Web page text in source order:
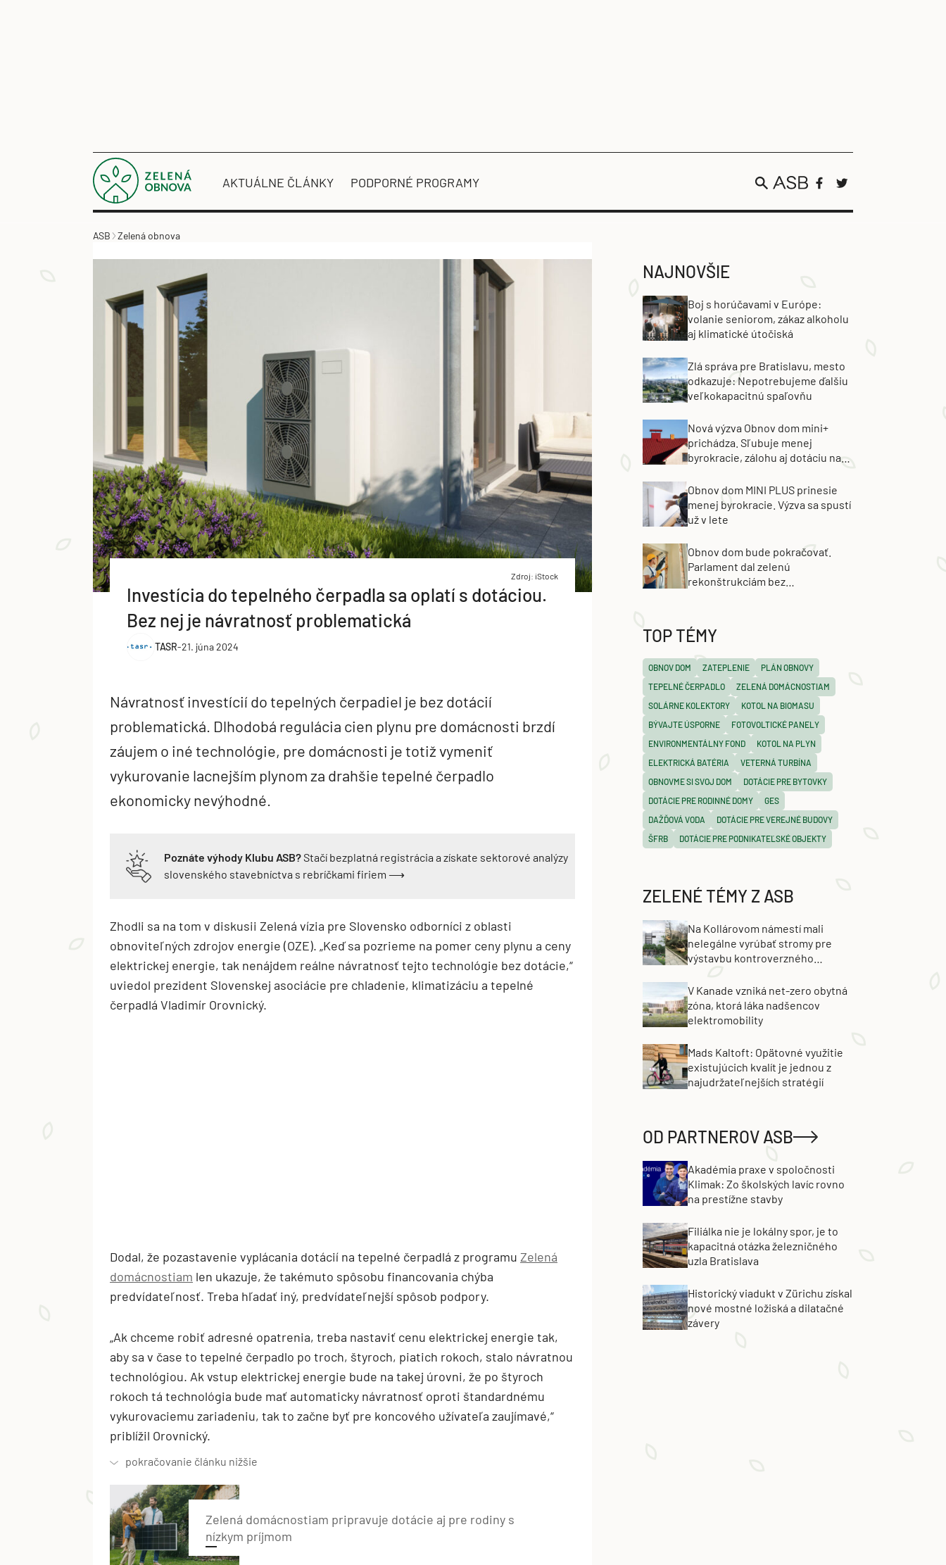
AKTUÁLNE ČLÁNKY PODPORNÉ PROGRAMY
ASB Zelená obnova
Zdroj: iStock
Investícia do tepelného čerpadla sa oplatí s dotáciou.
Bez nej je návratnosť problematická
TASR-21. júna 2024
Návratnosť investícií do tepelných čerpadiel je bez dotácií
problematická. Dlhodobá regulácia cien plynu pre domácnosti brzdí
záujem o iné technológie, pre domácnosti je totiž vymeniť
vykurovanie lacnejším plynom za drahšie tepelné čerpadlo
ekonomicky nevýhodné.
Poznáte výhody Klubu ASB?Stačí bezplatná registrácia a získate sektorové analýzy
slovenského stavebníctva s rebríčkami firiem ⟶
Zhodli sa na tom v diskusii Zelená vízia pre Slovensko odborníci z oblasti
obnoviteľných zdrojov energie (OZE). „Keď sa pozrieme na pomer ceny plynu a ceny
elektrickej energie, tak nenájdem reálne návratnosť tejto technológie bez dotácie,“
uviedol prezident Slovenskej asociácie pre chladenie, klimatizáciu a tepelné
čerpadlá Vladimír Orovnický.
Dodal, že pozastavenie vyplácania dotácií na tepelné čerpadlá z programu Zelená
domácnostiam len ukazuje, že takémuto spôsobu financovania chýba
predvídateľnosť. Treba hľadať iný, predvídateľnejší spôsob podpory.
„Ak chceme robiť adresné opatrenia, treba nastaviť cenu elektrickej energie tak,
aby sa v čase to tepelné čerpadlo po troch, štyroch, piatich rokoch, stalo návratnou
technológiou. Ak vstup elektrickej energie bude na takej úrovni, že po štyroch
rokoch tá technológia bude mať automaticky návratnosť oproti štandardnému
vykurovaciemu zariadeniu, tak to začne byť pre koncového užívateľa zaujímavé,“
priblížil Orovnický.
Zelená domácnostiam pripravuje dotácie aj pre rodiny s
nízkym príjmom
NAJNOVŠIE
Boj s horúčavami v Európe:
volanie seniorom, zákaz alkoholu
aj klimatické útočiská
Zlá správa pre Bratislavu, mesto
odkazuje: Nepotrebujeme ďalšiu
veľkokapacitnú spaľovňu
Nová výzva Obnov dom mini+
prichádza. Sľubuje menej
byrokracie, zálohu aj dotáciu na
Obnov dom MINI PLUS prinesie
menej byrokracie. Výzva sa spustí
už v lete
Obnov dom bude pokračovať.
Parlament dal zelenú
rekonštrukciám bez
TOP TÉMY
OBNOV DOM ZATEPLENIE
PLÁN OBNOVY
TEPELNÉ ČERPADLO
ZELENÁ DOMÁCNOSTIAM
SOLÁRNE KOLEKTORY
KOTOL NA BIOMASU
BÝVAJTE ÚSPORNE
FOTOVOLTICKÉ PANELY
ENVIRONMENTÁLNY FOND
KOTOL NA PLYN
ELEKTRICKÁ BATÉRIA
VETERNÁ TURBÍNA
OBNOVME SI SVOJ DOM
DOTÁCIE PRE BYTOVKY
DOTÁCIE PRE RODINNÉ DOMY
GES
DAŽĎOVÁ VODA
DOTÁCIE PRE VEREJNÉ BUDOVY
ŠFRB
DOTÁCIE PRE PODNIKATEĽSKÉ OBJEKTY
ZELENÉ TÉMY Z ASB
Na Kollárovom námestí mali
nelegálne vyrúbať stromy pre
výstavbu kontroverzného
popiera
V Kanade vzniká net-zero obytná
zóna, ktorá láka nadšencov
elektromobility
Mads Kaltoft: Opätovné využitie
existujúcich kvalít je jednou z
najudržateľnejších stratégií
OD PARTNEROV ASB
Akadémia praxe v spoločnosti
Klimak: Zo školských lavíc rovno
na prestížne stavby
Filiálka nie je lokálny spor, je to
kapacitná otázka železničného
uzla Bratislava
Historický viadukt v Zürichu získal
nové mostné ložiská a dilatačné
závery